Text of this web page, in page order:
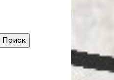
Поиск